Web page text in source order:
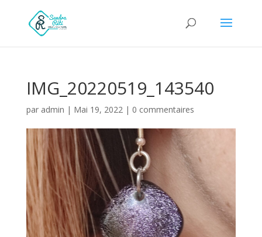
IMG_20220519_143540
par admin | Mai 19, 2022| 0 commentaires